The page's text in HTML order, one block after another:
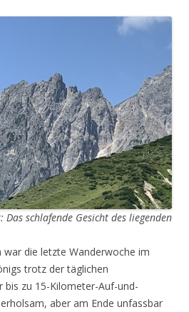
schlafende Gesicht des liegenden
war die letzte Wanderwoche im
trotz der täglichen
bis zu 15-Kilometer-Auf-und-
aber am Ende unfassbar